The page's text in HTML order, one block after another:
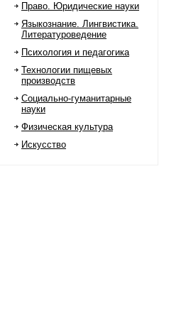
Право. Юридические науки
Языкознание. Лингвистика.
Литературоведение
Психология и педагогика
Технологии пищевых
производств
Социально-гуманитарные
науки
Физическая культура
Искусство